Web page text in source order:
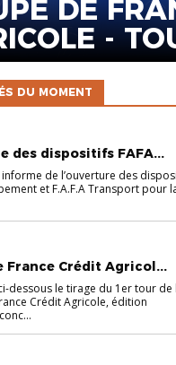
GROUPES
DU MOMENT
des dispositifs FAFA...
informe de l’ouverture des
et F.A.F.A Transport pour
France Crédit Agricol...
dessous le tirage du 1er tour de
Crédit Agricole, édition